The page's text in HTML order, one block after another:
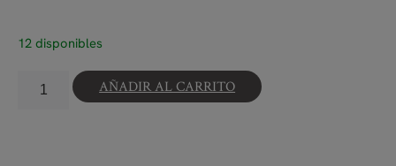
12 disponibles
AÑADIR AL CARRITO